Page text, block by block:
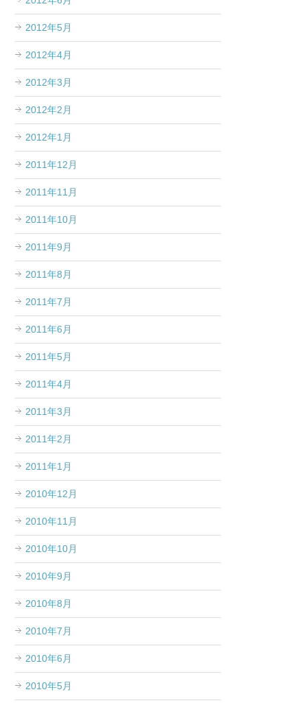
2012年5月
2012年4月
2012年3月
2012年2月
2012年1月
2011年12月
2011年11月
2011年10月
2011年9月
2011年8月
2011年7月
2011年6月
2011年5月
2011年4月
2011年3月
2011年2月
2011年1月
2010年12月
2010年11月
2010年10月
2010年9月
2010年8月
2010年7月
2010年6月
2010年5月